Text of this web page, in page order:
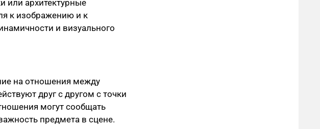
или архитектурные
к изображению и к
и визуального
на отношения между
друг с другом с точки
могут сообщать
предмета в сцене.